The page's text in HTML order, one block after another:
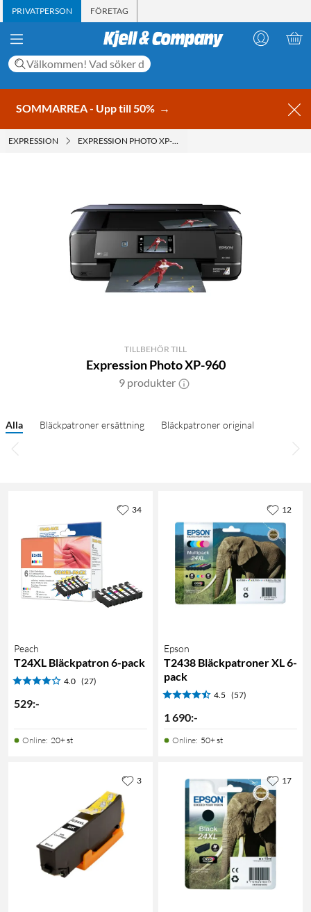
PRIVATPERSON FÖRETAG
SOMMARREA - Upp till 50% →
EXPRESSION EXPRESSION PHOTO XP-960
TILLBEHÖR TILL
Expression Photo XP-960
9 produkter
Alla Bläckpatroner ersättning Bläckpatroner original
Peach
T24XL Bläckpatron 6-pack
4.0 (27)
529:-
Online: 20+ st
34
Epson
T2438 Bläckpatroner XL 6-
pack
4.5 (57)
1 690:-
Online: 50+ st
12
3 17